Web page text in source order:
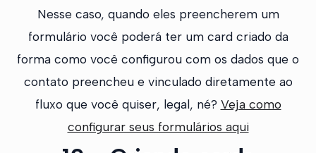
Nesse caso, quando eles preencherem um
formulário você poderá ter um card criado da
forma como você configurou com os dados que o
contato preencheu e vinculado diretamente ao
fluxo que você quiser, legal, né? Veja como
configurar seus formulários aqui